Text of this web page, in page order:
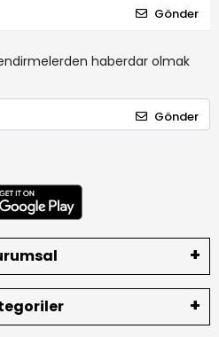
Gönder
haberdar olmak
Gönder